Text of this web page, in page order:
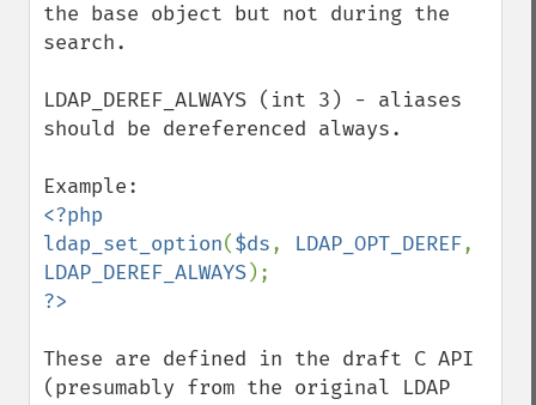
the base object but not during the
search.
LDAP_DEREF_ALWAYS (int 3) - aliases
should be dereferenced always.
<?php
ldap_set_option($ds, LDAP_OPT_DEREF
LDAP_DEREF_ALWAYS
?>
These are defined in the draft C API
(presumably from the original LDAP